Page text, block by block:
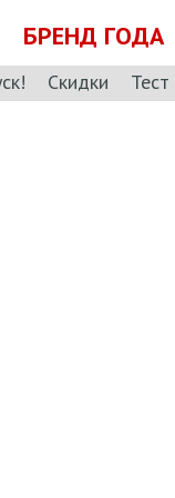
БРЕНД ГОДА
Скидки